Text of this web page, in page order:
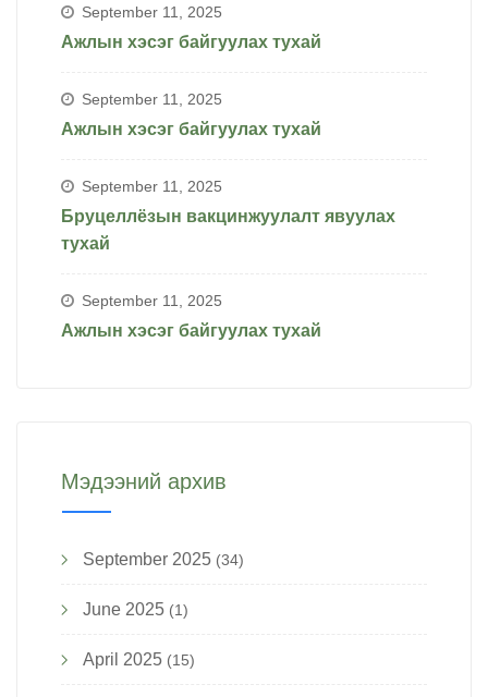
September 11, 2025
Ажлын хэсэг байгуулах тухай
September 11, 2025
Ажлын хэсэг байгуулах тухай
September 11, 2025
Бруцеллёзын вакцинжуулалт явуулах
тухай
September 11, 2025
Ажлын хэсэг байгуулах тухай
Мэдээний архив
September 2025 (34)
June 2025 (1)
April 2025 (15)